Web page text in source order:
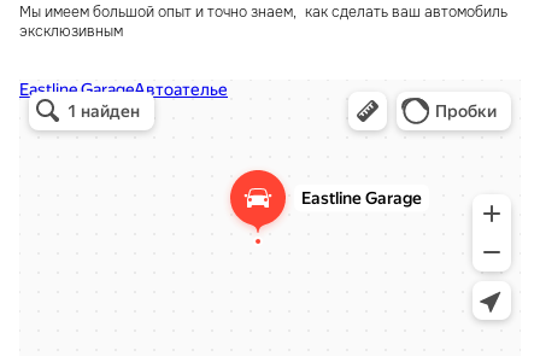
Мы имеем большой опыт и точно знаем, как сделать ваш автомобиль
эксклюзивным